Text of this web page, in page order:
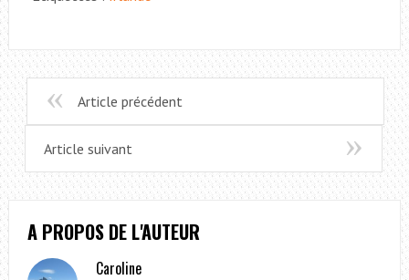
Article précédent
Article suivant
A PROPOS DE L'AUTEUR
Caroline